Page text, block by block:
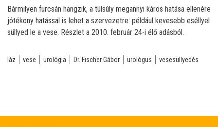
Bármilyen furcsán hangzik, a túlsúly megannyi káros hatása ellenére
jótékony hatással is lehet a szervezetre: például kevesebb eséllyel
süllyed le a vese. Részlet a 2010. február 24-i élő adásból.
láz vese urológia Dr. Fischer Gábor urológus vesesüllyedés